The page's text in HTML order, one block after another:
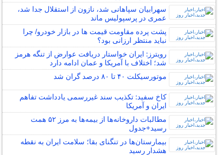
سهرابیان سپاهانی شد، نازون از استقلال جدا شد،
عمری در پرسپولیس ماند
پشت پرده مقاومت قیمت‌ ها در بازار خودرو/ چرا
نباید منتظر ارزانی بود؟
رویترز: ایران خواستار دریافت عوارض از تنگه هرمز
شد؛ اختلاف با آمریکا و عمان ادامه دارد
موتورسیکلت ۴۰ تا ۸۰ درصد گران شد
کاخ سفید: تکذیب سند غیررسمی یادداشت تفاهم
ایران و آمریکا
مطالبات داروخانه‌ها از بیمه‌ها به مرز ۵۲ همت
رسید+جدول
بیمارستان‌ها در تنگنای بقا؛ سلامت ایران به نقطه
هشدار رسید